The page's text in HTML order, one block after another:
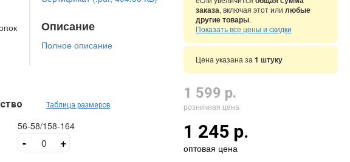
Описание
Полное описание
Таблица размеров
56-58/158-164
- +
заказа, включая этот или любые
другие товары.
Показать все цены и скидки
Цена указана за 1 штуку
1 599 р.
розничная цена
1 245 р.
оптовая цена